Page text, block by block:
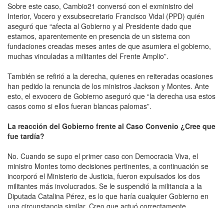
Sobre este caso, Cambio21 conversó con el exministro del
Interior, Vocero y exsubsecretario Francisco Vidal (PPD) quién
aseguró que “afecta al Gobierno y al Presidente dado que
estamos, aparentemente en presencia de un sistema con
fundaciones creadas meses antes de que asumiera el gobierno,
muchas vinculadas a militantes del Frente Amplio”.
También se refirió a la derecha, quienes en reiteradas ocasiones
han pedido la renuncia de los ministros Jackson y Montes. Ante
esto, el exvocero de Gobierno aseguró que “la derecha usa estos
casos como si ellos fueran blancas palomas”.
La reacción del Gobierno frente al Caso Convenio ¿Cree que
fue tardía?
No. Cuando se supo el primer caso con Democracia Viva, el
ministro Montes tomo decisiones pertinentes, a continuación se
incorporó el Ministerio de Justicia, fueron expulsados los dos
militantes más involucrados. Se le suspendió la militancia a la
Diputada Catalina Pérez, es lo que haría cualquier Gobierno en
una circunstancia similar. Creo que actuó correctamente.